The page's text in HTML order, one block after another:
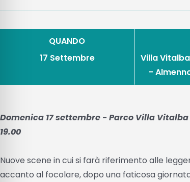
QUANDO
17 Settembre
Villa
-
Domenica 17 settembre - Parco Villa
19.00
Nuove scene in cui si farà riferimento alle
accanto al focolare, dopo una faticosa